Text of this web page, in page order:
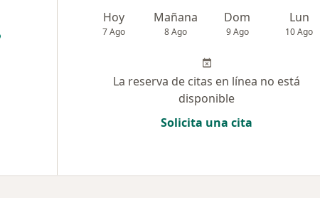
Hoy
7 Ago
Mañana
8 Ago
Dom
9 Ago
Lun
10 Ago
La reserva de citas en línea no está
disponible
Solicita una cita